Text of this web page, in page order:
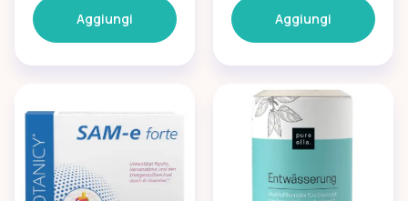
Aggiungi Aggiungi